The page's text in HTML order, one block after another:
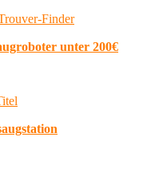
unter 200€